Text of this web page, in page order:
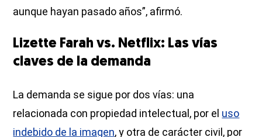
aunque hayan pasado años”, afirmó.
Lizette Farah vs. Netflix: Las vías
claves de la demanda
La demanda se sigue por dos vías: una
relacionada con propiedad intelectual, por el uso
indebido de la imagen, y otra de carácter civil, por